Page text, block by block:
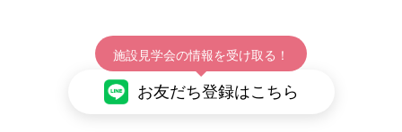
施設見学会の情報を受け取る！
お友だち登録はこちら